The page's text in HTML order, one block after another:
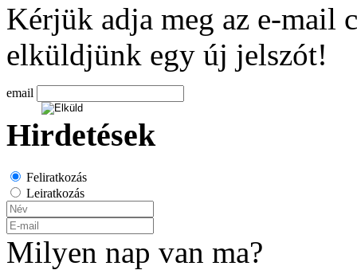
Kérjük adja meg az e-mail
elküldjünk egy új jelszót!
email
Hirdetések
Feliratkozás
Leiratkozás
Milyen nap van ma?